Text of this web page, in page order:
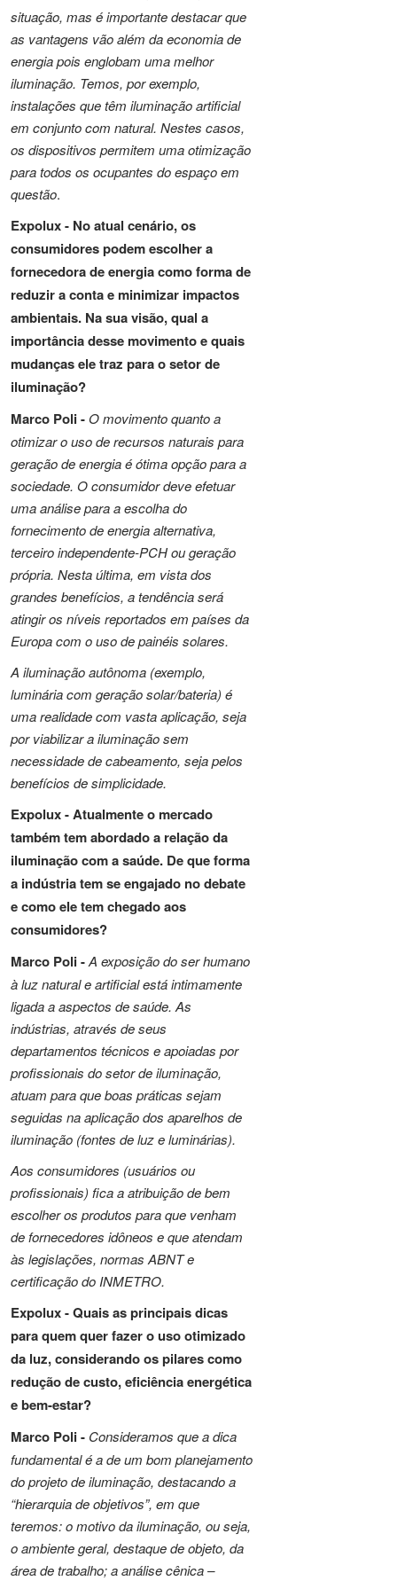
situação, mas é importante destacar que
as vantagens vão além da economia de
energia pois englobam uma melhor
iluminação. Temos, por exemplo,
instalações que têm iluminação artificial
em conjunto com natural. Nestes casos,
os dispositivos permitem uma otimização
para todos os ocupantes do espaço em
questão.
Expolux - No atual cenário, os
consumidores podem escolher a
fornecedora de energia como forma de
reduzir a conta e minimizar impactos
ambientais. Na sua visão, qual a
importância desse movimento e quais
mudanças ele traz para o setor de
iluminação?
Marco Poli - O movimento quanto a
otimizar o uso de recursos naturais para
geração de energia é ótima opção para a
sociedade. O consumidor deve efetuar
uma análise para a escolha do
fornecimento de energia alternativa,
terceiro independente-PCH ou geração
própria. Nesta última, em vista dos
grandes benefícios, a tendência será
atingir os níveis reportados em países da
Europa com o uso de painéis solares.
A iluminação autônoma (exemplo,
luminária com geração solar/bateria) é
uma realidade com vasta aplicação, seja
por viabilizar a iluminação sem
necessidade de cabeamento, seja pelos
benefícios de simplicidade.
Expolux -Atualmente o mercado
também tem abordado a relação da
iluminação com a saúde. De que forma
a indústria tem se engajado no debate
e como ele tem chegado aos
consumidores?
Marco Poli -A exposição do ser humano
à luz natural e artificial está intimamente
ligada a aspectos de saúde. As
indústrias, através de seus
departamentos técnicos e apoiadas por
profissionais do setor de iluminação,
atuam para que boas práticas sejam
seguidas na aplicação dos aparelhos de
iluminação (fontes de luz e luminárias).
Aos consumidores (usuários ou
profissionais) fica a atribuição de bem
escolher os produtos para que venham
de fornecedores idôneos e que atendam
às legislações, normas ABNT e
certificação do INMETRO.
Expolux -Quais as principais dicas
para quem quer fazer o uso otimizado
da luz, considerando os pilares como
redução de custo, eficiência energética
e bem-estar?
Marco Poli - Consideramos que a dica
fundamental é a de um bom planejamento
do projeto de iluminação, destacando a
“hierarquia de objetivos”, em que
teremos: o motivo da iluminação, ou seja,
o ambiente geral, destaque de objeto, da
área de trabalho; a análise cênica –